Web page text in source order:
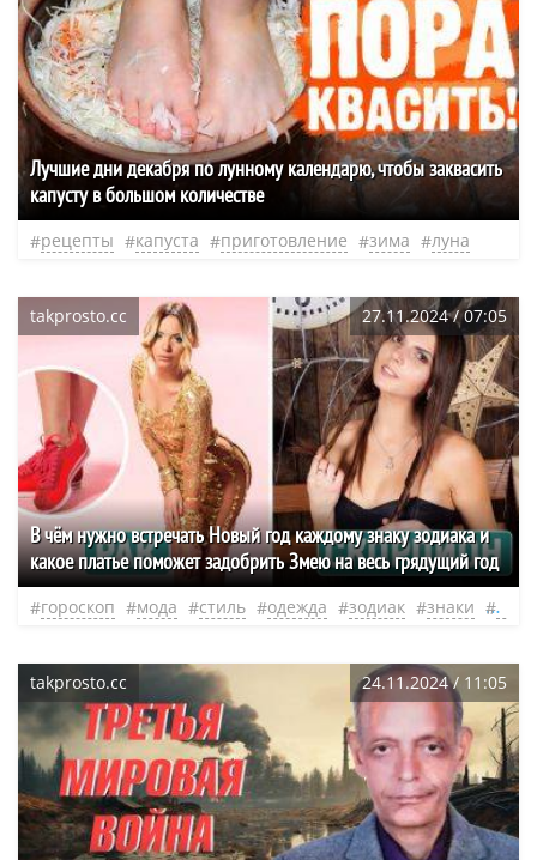
Лучшие дни декабря по лунному календарю, чтобы заквасить
капусту в большом количестве
рецепты капуста приготовление зима луна
takprosto.cc 27.11.2024 / 07:05
В чём нужно встречать Новый год каждому знаку зодиака и
какое платье поможет задобрить Змею на весь грядущий год
гороскоп мода стиль одежда зодиак знаки
takprosto.cc 24.11.2024 / 11:05